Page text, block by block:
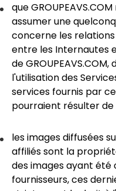
que
assumer une
concerne les
entre les Internautes
de
l'utilisation des
services fournis par
pourraient résulter de
les images diffusées
affiliés sont la
des images ayant été
fournisseurs, ces